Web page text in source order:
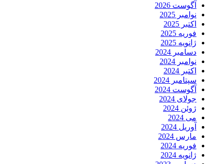
آگوست 2026
نوامبر 2025
اکتبر 2025
فوریه 2025
ژانویه 2025
دسامبر 2024
نوامبر 2024
اکتبر 2024
سپتامبر 2024
آگوست 2024
جولای 2024
ژوئن 2024
می 2024
آوریل 2024
مارس 2024
فوریه 2024
ژانویه 2024